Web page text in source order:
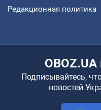
Редакционная политика
Подписывайтесь,
новостей